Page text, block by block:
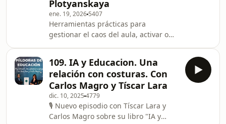
Beatriz Martín, Isabel Orjales e
Iolanda López.Hablamos de:🔸
Dislexia y Discalculia - El concepto de
"lexismo". Por qué no esperar a que
maduren. Señales de
Plotyanskaya
ene. 19, 2026 5407
Herramientas prácticas para
gestionar el caos del aula, activar o
final del día.Natalia Plotyanskaya
(Yoga Seeds of Love) comparte
estrategias concretas que puedes
usar mañana mismo: qué hacer
cuando la clase es un caos total, cómo
hacer yoga desde la silla, práctica de
109. IA y Educacion. Una
relación con costuras. Con
Carlos Magro y Tíscar Lara
dic. 10, 2025 4779
🎙️ Nuevo episodio con Tíscar Lara y
Carlos Magro sobre su libro "IA y